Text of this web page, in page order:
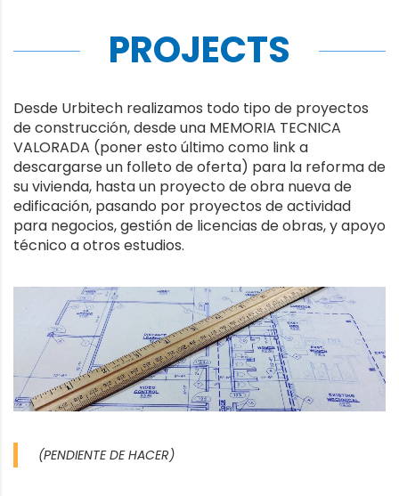
PROJECTS
Desde Urbitech realizamos todo tipo de proyectos
de construcción, desde una MEMORIA TECNICA
VALORADA (poner esto último como link a
descargarse un folleto de oferta) para la reforma de
su vivienda, hasta un proyecto de obra nueva de
edificación, pasando por proyectos de actividad
para negocios, gestión de licencias de obras, y apoyo
técnico a otros estudios.
(PENDIENTE DE HACER)